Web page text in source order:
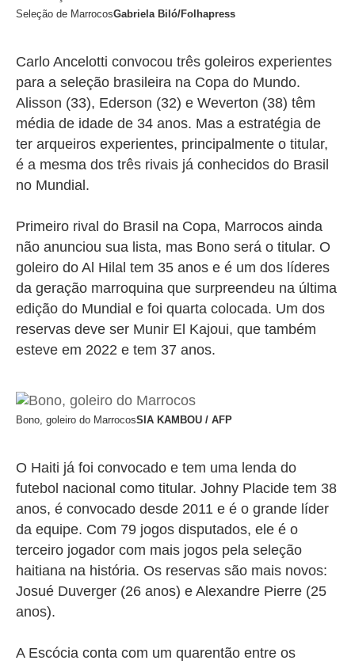
Seleção de MarrocosGabriela Biló/Folhapress
Carlo Ancelotti convocou três goleiros experientes
para a seleção brasileira na Copa do Mundo.
Alisson (33), Ederson (32) e Weverton (38) têm
média de idade de 34 anos. Mas a estratégia de
ter arqueiros experientes, principalmente o titular,
é a mesma dos três rivais já conhecidos do Brasil
no Mundial.
Primeiro rival do Brasil na Copa, Marrocos ainda
não anunciou sua lista, mas Bono será o titular. O
goleiro do Al Hilal tem 35 anos e é um dos líderes
da geração marroquina que surpreendeu na última
edição do Mundial e foi quarta colocada. Um dos
reservas deve ser Munir El Kajoui, que também
esteve em 2022 e tem 37 anos.
Bono, goleiro do MarrocosSIA KAMBOU / AFP
O Haiti já foi convocado e tem uma lenda do
futebol nacional como titular. Johny Placide tem 38
anos, é convocado desde 2011 e é o grande líder
da equipe. Com 79 jogos disputados, ele é o
terceiro jogador com mais jogos pela seleção
haitiana na história. Os reservas são mais novos:
Josué Duverger (26 anos) e Alexandre Pierre (25
anos).
A Escócia conta com um quarentão entre os